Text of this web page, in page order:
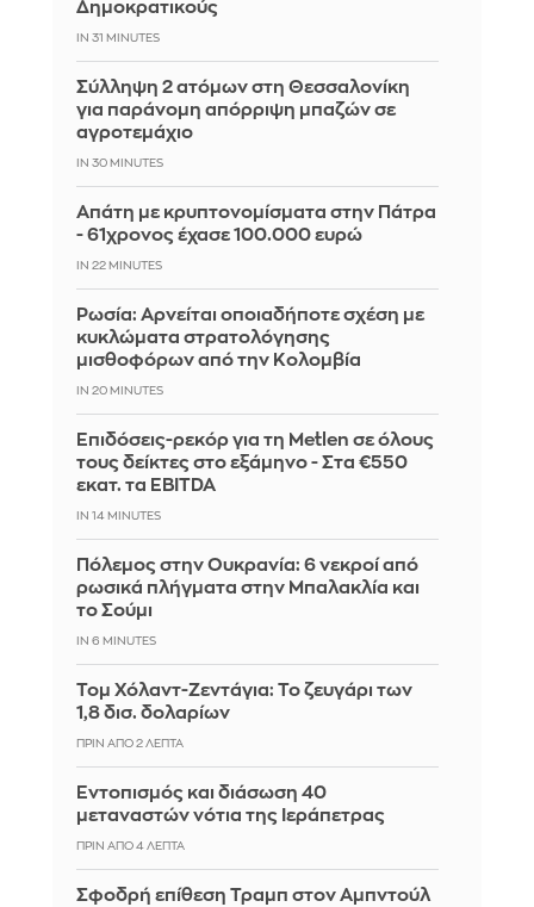
Δημοκρατικούς
IN 31 MINUTES
Σύλληψη 2 ατόμων στη Θεσσαλονίκη
για παράνομη απόρριψη μπαζών σε
αγροτεμάχιο
IN 30 MINUTES
Απάτη με κρυπτονομίσματα στην Πάτρα
- 61χρονος έχασε 100.000 ευρώ
IN 22 MINUTES
Ρωσία: Αρνείται οποιαδήποτε σχέση με
κυκλώματα στρατολόγησης
μισθοφόρων από την Κολομβία
IN 20 MINUTES
Επιδόσεις-ρεκόρ για τη Metlen σε όλους
τους δείκτες στο εξάμηνο - Στα €550
εκατ. τα EBITDA
IN 14 MINUTES
Πόλεμος στην Ουκρανία: 6 νεκροί από
ρωσικά πλήγματα στην Μπαλακλία και
το Σούμι
IN 6 MINUTES
Τομ Χόλαντ-Ζεντάγια: Το ζευγάρι των
1,8 δισ. δολαρίων
ΠΡΙΝ ΑΠΌ 2 ΛΕΠΤΆ
Εντοπισμός και διάσωση 40
μεταναστών νότια της Ιεράπετρας
ΠΡΙΝ ΑΠΌ 4 ΛΕΠΤΆ
Σφοδρή επίθεση Τραμπ στον Αμπντούλ